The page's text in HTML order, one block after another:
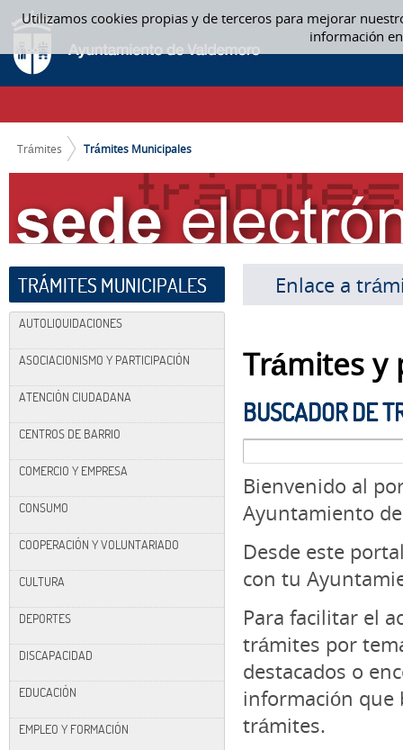
Utilizamos cookies propias y de terceros para mejorar
información
Saltar al contenido
TRÁMITES MUNICIPALES
CAMINO DE MIGAS
Trámites Trámites Municipales
TRÁMITES MUNICIPALES
AUTOLIQUIDACIONES
ASOCIACIONISMO Y PARTICIPACIÓN
ATENCIÓN CIUDADANA
CENTROS DE BARRIO
COMERCIO Y EMPRESA
CONSUMO
COOPERACIÓN Y VOLUNTARIADO
CULTURA
DEPORTES
DISCAPACIDAD
EDUCACIÓN
EMPLEO Y FORMACIÓN
Enlace a
Trámites y
BUSCADOR DE
Bienvenido al
Ayuntamiento
Desde este
con tu
Para facilitar el
trámites por
destacados o
información que
trámites.